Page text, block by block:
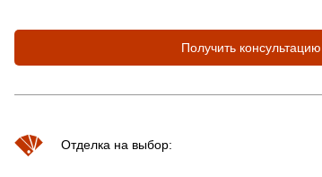
Получить консультацию
Отделка на выбор: